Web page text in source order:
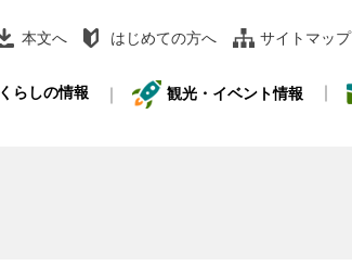
本文へ はじめての方へ サイトマップ
くらしの情報 観光・イベント情報